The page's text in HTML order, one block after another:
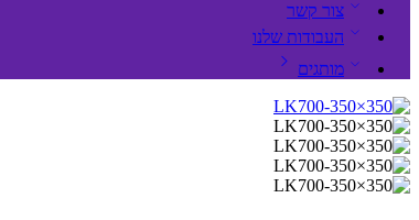
צור קשר
העבודות שלנו
מותגים